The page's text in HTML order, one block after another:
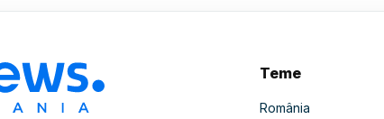
Teme
România